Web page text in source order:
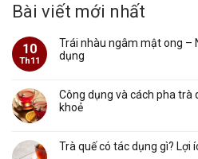
Bài viết mới nhất
10
Th11
Trái nhàu ngâm mật ong –
dụng
Công dụng và cách pha trà
khoẻ
Trà quế có tác dụng gì? Lợi